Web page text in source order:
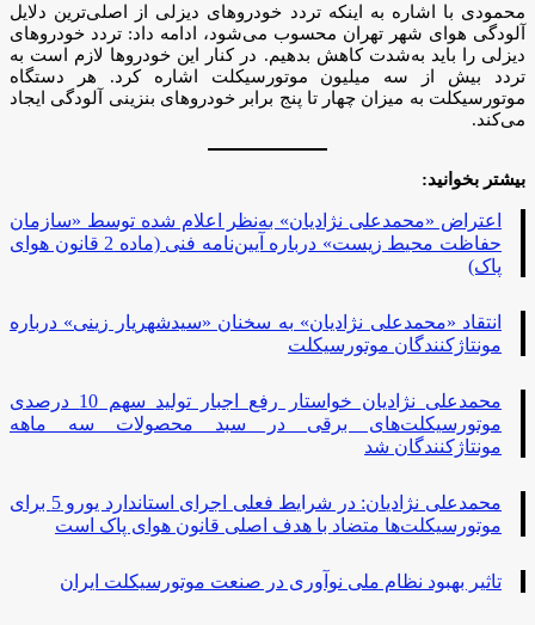
محمودی با اشاره به اینکه تردد خودروهای دیزلی از اصلی‌ترین دلایل
آلودگی هوای شهر تهران محسوب می‌شود، ادامه داد: تردد خودروهای
دیزلی را باید به‌شدت کاهش بدهیم. در کنار این خودروها لازم است به
تردد بیش از سه میلیون موتورسیکلت اشاره کرد. هر دستگاه
موتورسیکلت به میزان چهار تا پنج برابر خودروهای بنزینی آلودگی ایجاد
می‌کند.
بیشتر بخوانید:
اعتراض «محمدعلی نژادیان» به‌نظر اعلام شده توسط «سازمان
حفاظت محیط‌ زیست» درباره آیین‌نامه فنی (ماده 2 قانون هوای
پاک)
انتقاد «محمدعلی نژادیان» به سخنان «سیدشهریار زینی» درباره
مونتاژکنندگان موتورسیکلت
محمدعلی نژادیان خواستار رفع اجبار تولید سهم 10 درصدی
موتورسیکلت‌های برقی در سبد محصولات سه ماهه
مونتاژکنندگان شد
محمدعلی نژادیان: در شرایط فعلی اجرای استاندارد یورو 5 برای
موتورسیکلت‌ها متضاد با هدف اصلی قانون هوای پاک است
تاثیر بهبود نظام ملی نوآوری در صنعت موتورسیکلت ایران